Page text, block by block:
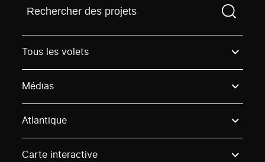
Trouvez un projetVous devez saisir un terme de
Tous les volets
Médias
Atlantique
Carte interactive